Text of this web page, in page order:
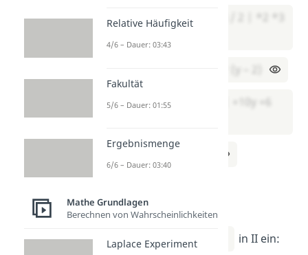
(11 – 5y) / 3 = (y – 2) / 2 | *2 *3
⇔ 2 * (11 – 5y) = 3 * (y – 2)
⇔ 22 – 10y = 3y – 6 | +10y +6
⇔ 28 = 13y | ÷13
Setze y = 28 / 13 in II ein:
Relative Häufigkeit
4/6 – Dauer: 03:43
Fakultät
5/6 – Dauer: 01:55
Ergebnismenge
6/6 – Dauer: 03:40
Mathe Grundlagen
Berechnen von Wahrscheinlichkeiten
Laplace Experiment